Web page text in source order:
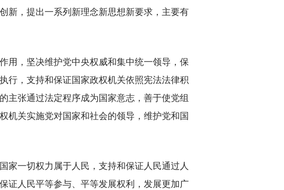
新，提出一系列新理念新思想新要求，主要有
，坚决维护党中央权威和集中统一领导，保
行，支持和保证国家政权机关依照宪法法律积
主张通过法定程序成为国家意志，善于使党组
机关实施党对国家和社会的领导，维护党和国
一切权力属于人民，支持和保证人民通过人
证人民平等参与、平等发展权利，发展更加广